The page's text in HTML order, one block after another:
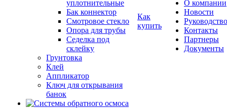
уплотнительные
Бак коннектор
Смотровое стекло
Опора для трубы
Седелка под
склейку
Грунтовка
Клей
Аппликатор
Ключ для открывания
банок
Как
купить
О компании
Новости
Руководство
Контакты
Партнеры
Документы